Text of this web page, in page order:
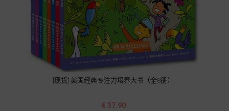
[现货] 美国经典专注力培养大书（全8册）
价
€ 37.90